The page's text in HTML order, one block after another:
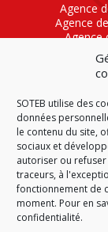
SOTEB utilise des
données
le contenu du site,
sociaux et
autoriser ou
traceurs, à
fonctionnement de
moment. Pour en
confidentialité.
Agence
Agence
Agence
MENTIONS